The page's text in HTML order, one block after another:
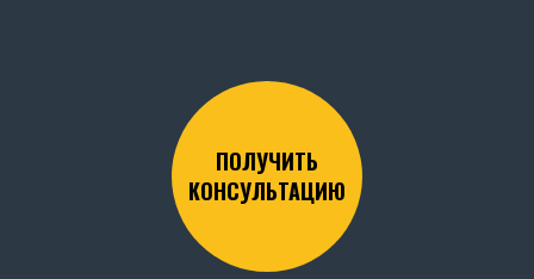
ПОЛУЧИТЬ
КОНСУЛЬТАЦИЮ